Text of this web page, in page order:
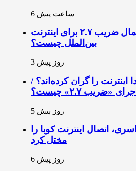
6 ساعت پیش
ماجرای اعمال ضریب ۲.۷ برای اینترنت
بین‌الملل چیست؟
3 روز پیش
اینترنت را گران کرده‌اند؟ /
«ضریب ۲.۷» چیست؟
5 روز پیش
اتصال اینترنت کوبا را
مختل کرد
6 روز پیش